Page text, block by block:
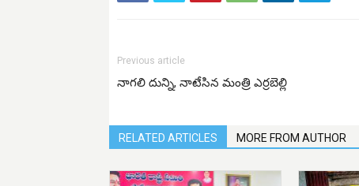
Previous article
నాగలి దున్ని, నాటేసిన మంత్రి ఎర్రబెల్లి
RELATED ARTICLES MORE FROM AUTHOR